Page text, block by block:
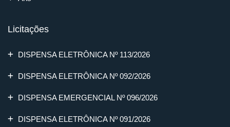
Licitações
DISPENSA ELETRÔNICA Nº 113/2026
DISPENSA ELETRÔNICA Nº 092/2026
DISPENSA EMERGENCIAL Nº 096/2026
DISPENSA ELETRÔNICA Nº 091/2026